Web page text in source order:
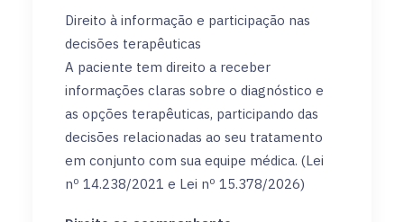
Direito à informação e participação nas
decisões terapêuticas
A paciente tem direito a receber
informações claras sobre o diagnóstico e
as opções terapêuticas, participando das
decisões relacionadas ao seu tratamento
em conjunto com sua equipe médica. (Lei
nº 14.238/2021 e Lei nº 15.378/2026)